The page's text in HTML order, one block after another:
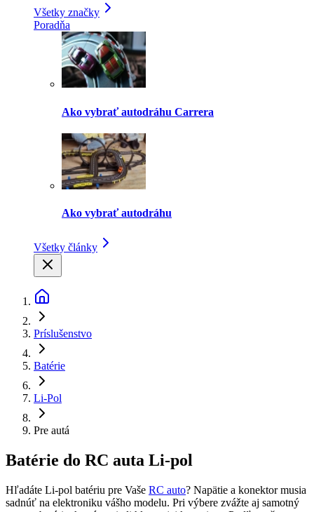
Všetky značky
Poradňa
Ako vybrať autodráhu Carrera
Ako vybrať autodráhu
Všetky články
Príslušenstvo
Batérie
Li-Pol
Pre autá
Batérie do RC auta Li-pol
Hľadáte Li-pol batériu pre Vaše RC auto? Napätie a konektor musia
sadnúť na elektroniku vášho modelu. Pri výbere zvážte aj samotný